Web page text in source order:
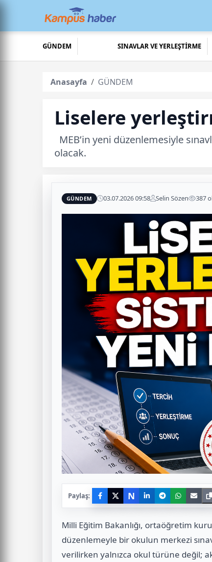
GÜNDEM SINAVLAR VE YERLEŞTİRME
Anasayfa GÜNDEM
Liselere
MEB’in yeni düzenlemesiyle
olacak.
GÜNDEM 03.07.2026 09:58 Selin Sözen 387
Paylaş: N
Milli Eğitim Bakanlığı, ortaöğretim
düzenlemeyle bir okulun merkezi
verilirken yalnızca okul türüne değil;